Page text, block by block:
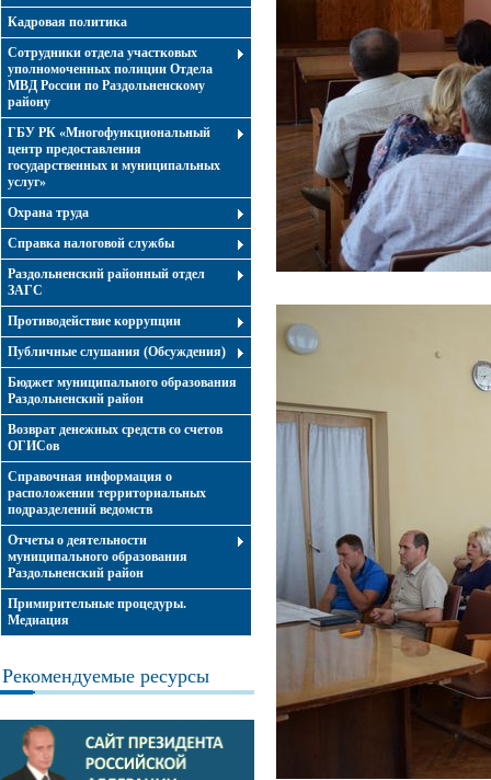
Кадровая политика
Сотрудники отдела участковых
уполномоченных полиции Отдела
МВД России по Раздольненскому
району
ГБУ РК «Многофункциональный
центр предоставления
государственных и муниципальных
услуг»
Охрана труда
Справка налоговой службы
Раздольненский районный отдел
ЗАГС
Противодействие коррупции
Публичные слушания (Обсуждения)
Бюджет муниципального образования
Раздольненский район
Возврат денежных средств со счетов
ОГИСов
Справочная информация о
расположении территориальных
подразделений ведомств
Отчеты о деятельности
муниципального образования
Раздольненский район
Примирительные процедуры.
Медиация
Рекомендуемые ресурсы